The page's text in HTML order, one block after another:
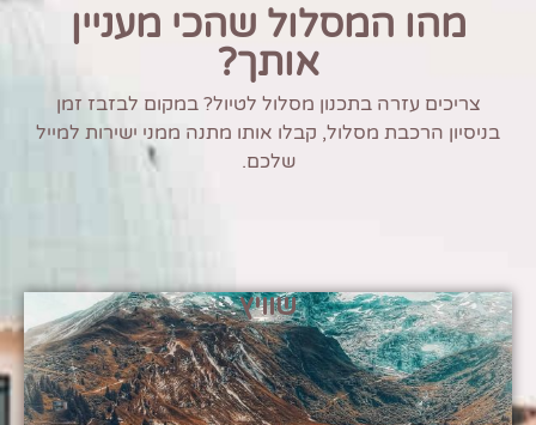
מהו המסלול שהכי מעניין
אותך?
צריכים עזרה בתכנון מסלול לטיול? במקום לבזבז זמן
בניסיון הרכבת מסלול, קבלו אותו מתנה ממני ישירות למייל
שלכם.
שוויץ